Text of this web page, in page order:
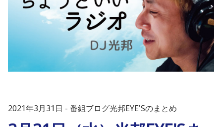
2021年3月31日 番組ブログ光邦EYE'Sのまとめ